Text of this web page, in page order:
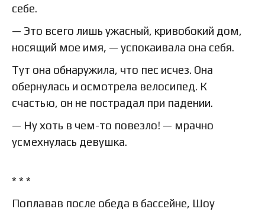
себе.
— Это всего лишь ужасный, кривобокий дом,
носящий мое имя, — успокаивала она себя.
Тут она обнаружила, что пес исчез. Она
обернулась и осмотрела велосипед. К
счастью, он не пострадал при падении.
— Ну хоть в чем-то повезло! — мрачно
усмехнулась девушка.
* * *
Поплавав после обеда в бассейне, Шоу